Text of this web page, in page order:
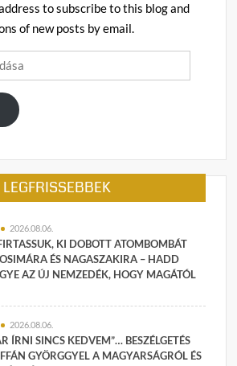
to subscribe to this blog and
of new posts by email.
LEGFRISSEBBEK
2026.08.06.
KI DOBOTT ATOMBOMBÁT
ÉS NAGASZAKIRA – HADD
AZ ÚJ NEMZEDÉK, HOGY MAGÁTÓL
2026.08.06.
ÍRNI SINCS KEDVEM”… BESZÉLGETÉS
GYÖRGGYEL A MAGYARSÁGRÓL ÉS